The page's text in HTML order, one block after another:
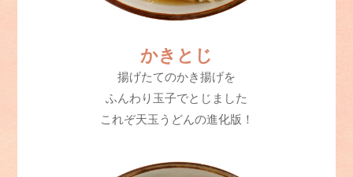
かきとじ
揚げたてのかき揚げを
ふんわり玉子でとじました
これぞ天玉うどんの進化版！